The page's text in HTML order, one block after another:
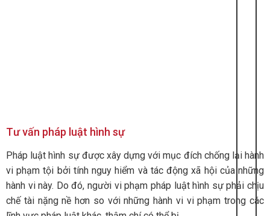
Tư vấn pháp luật hình sự
Pháp luật hình sự được xây dựng với mục đích chống lại hành
vi phạm tội bởi tính nguy hiểm và tác động xã hội của những
hành vi này. Do đó, người vi phạm pháp luật hình sự phải chịu
chế tài nặng nề hơn so với những hành vi vi phạm trong các